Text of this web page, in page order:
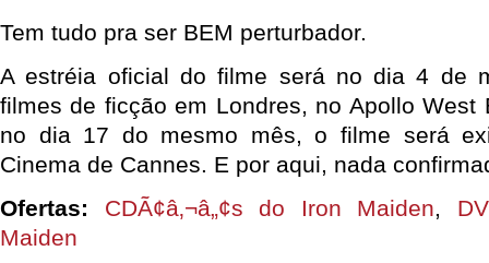
Tem tudo pra ser BEM perturbador.
A estréia oficial do filme será no dia 4 de
filmes de ficção em Londres, no Apollo West
no dia 17 do mesmo mês, o filme será
Cinema de Cannes. E por aqui, nada
Ofertas:
CDÃ¢â‚¬â„¢s do Iron Maiden,
Maiden